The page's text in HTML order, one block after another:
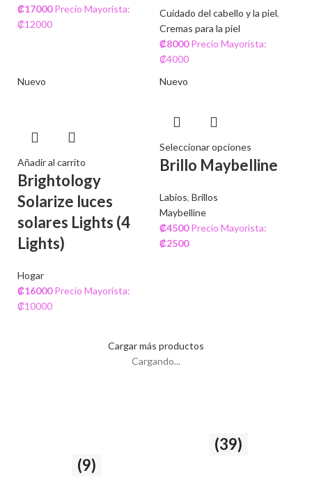
₡17000 Precio Mayorista:
₡12000
Cuidado del cabello y la piel,
Cremas para la piel
₡8000 Precio Mayorista:
₡4000
Nuevo
Añadir al carrito
Brightology
Solarize luces
solares Lights (4
Lights)
Hogar
₡16000 Precio Mayorista:
₡10000
Nuevo
Seleccionar opciones
Brillo Maybelline
Labios, Brillos
Maybelline
₡4500 Precio Mayorista:
₡2500
Cargar más productos
Cargando...
(9)
(39)